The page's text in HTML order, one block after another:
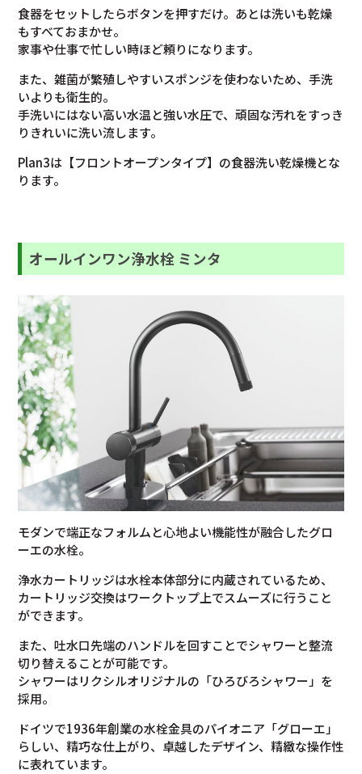
食器をセットしたらボタンを押すだけ。あとは洗いも乾燥
もすべておまかせ。
家事や仕事で忙しい時ほど頼りになります。
また、雑菌が繁殖しやすいスポンジを使わないため、手洗
いよりも衛生的。
手洗いにはない高い水温と強い水圧で、頑固な汚れをすっき
りきれいに洗い流します。
Plan3は【フロントオープンタイプ】の食器洗い乾燥機とな
ります。
オールインワン浄水栓 ミンタ
モダンで端正なフォルムと心地よい機能性が融合したグロ
ーエの水栓。
浄水カートリッジは水栓本体部分に内蔵されているため、
カートリッジ交換はワークトップ上でスムーズに行うこと
ができます。
また、吐水口先端のハンドルを回すことでシャワーと整流
切り替えることが可能です。
シャワーはリクシルオリジナルの「ひろびろシャワー」を
採用。
ドイツで1936年創業の水栓金具のパイオニア「グローエ」
らしい、精巧な仕上がり、卓越したデザイン、精緻な操作性
に表れています。